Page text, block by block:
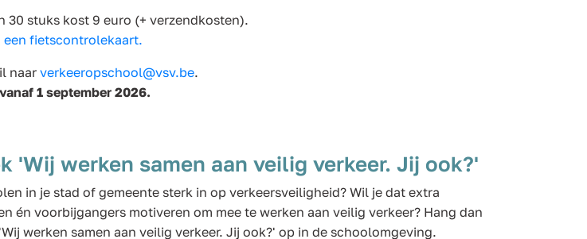
30 stuks kost 9 euro (+ verzendkosten).
een fietscontrolekaart.
naar verkeeropschool@vsv.be.
1 september 2026.
'Wij werken samen aan veilig verkeer. Jij ook?'
in je stad of gemeente sterk in op verkeersveiligheid? Wil je dat extra
én voorbijgangers motiveren om mee te werken aan veilig verkeer? Hang dan
werken samen aan veilig verkeer. Jij ook?' op in de schoolomgeving.